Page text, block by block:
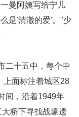
曼阿姨写给宁儿
是'清澈的爱'。"少
二十五中，每个中
上面标注着城区28
间，沿着1949年
桥下寻找战壕遗